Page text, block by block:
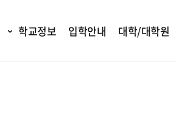
학교정보 입학안내 대학/대학원